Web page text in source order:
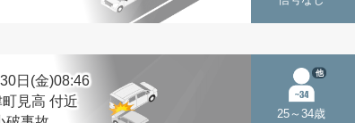
日(金)08:46
見高 付近
25～34歳
他